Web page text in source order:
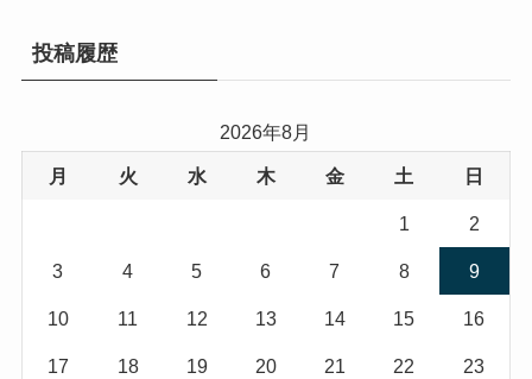
投稿履歴
2026年8月
月 火 水 木 金 土 日
1 2
3 4 5 6 7 8 9
10 11 12 13 14 15 16
17 18 19 20 21 22 23